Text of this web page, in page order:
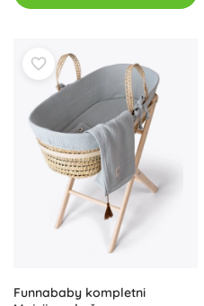
Funnababy kompletni